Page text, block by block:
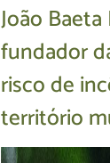
João
fundador
risco de
território